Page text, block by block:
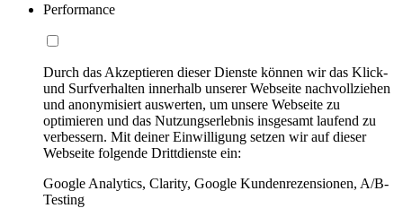
Performance
Durch das Akzeptieren dieser Dienste können wir das Klick-
und Surfverhalten innerhalb unserer Webseite nachvollziehen
und anonymisiert auswerten, um unsere Webseite zu
optimieren und das Nutzungserlebnis insgesamt laufend zu
verbessern. Mit deiner Einwilligung setzen wir auf dieser
Webseite folgende Drittdienste ein:
Google Analytics, Clarity, Google Kundenrezensionen, A/B-
Testing